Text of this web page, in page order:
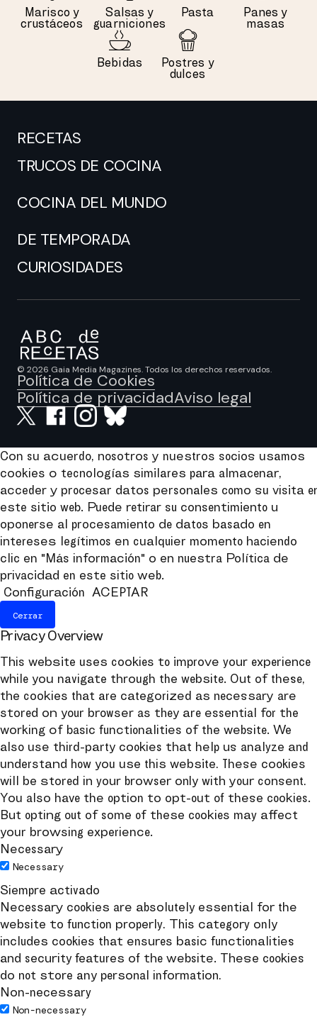
Marisco y
crustáceos
Salsas y
guarniciones
Pasta
Panes y
masas
Bebidas
Postres y
dulces
RECETAS
TRUCOS DE COCINA
COCINA DEL MUNDO
DE TEMPORADA
CURIOSIDADES
© 2026 Gaia Media Magazines. Todos los derechos reservados.
Política de Cookies
Política de privacidadAviso legal
Con su acuerdo, nosotros y nuestros socios usamos
cookies o tecnologías similares para almacenar,
acceder y procesar datos personales como su visita
este sitio web. Puede retirar su consentimiento u
oponerse al procesamiento de datos basado en
intereses legítimos en cualquier momento haciendo
clic en "Más información" o en nuestra Política de
privacidad en este sitio web.
Configuración
ACEPTAR
Cerrar
Privacy Overview
This website uses cookies to improve your experience
while you navigate through the website. Out of these,
the cookies that are categorized as necessary are
stored on your browser as they are essential for the
working of basic functionalities of the website. We
also use third-party cookies that help us analyze and
understand how you use this website. These cookies
will be stored in your browser only with your consent.
You also have the option to opt-out of these cookies.
But opting out of some of these cookies may affect
your browsing experience.
Necessary
Necessary
Siempre activado
Necessary cookies are absolutely essential for the
website to function properly. This category only
includes cookies that ensures basic functionalities
and security features of the website. These cookies
do not store any personal information.
Non-necessary
Non-necessary